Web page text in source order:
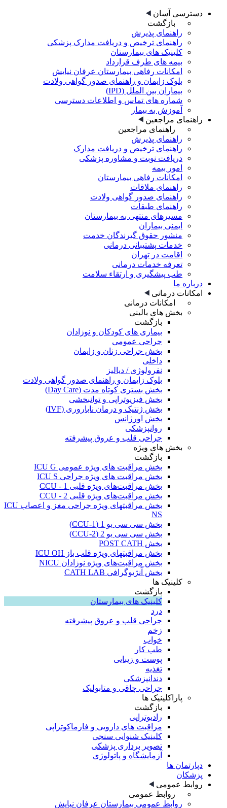
دسترسی آسان
بازگشت
راهنمای پذيرش
راهنمای ترخيص و دريافت مدارک پزشکی
کلینیک های بیمارستان
بیمه های طرف قرارداد
امکانات رفاهی بیمارستان عرفان نیایش
بلوک زایمان و راهنمای صدور گواهی ولادت
بیماران بین الملل (IPD)
شماره های تماس و اطلاعات دسترسی
آموزش به بیمار
راهنمای مراجعین
راهنمای مراجعین
راهنمای پذیرش
راهنمای ترخیص و دریافت مدارک
دریافت نوبت و مشاوره پزشکی
امور بیمه
امکانات رفاهی بیمارستان
راهنمای ملاقات
راهنمای صدور گواهی ولادت
راهنمای طبقات
مسیرهای منتهی به بیمارستان
ایمنی بیماران
منشور حقوق گیرندگان خدمت
خدمات پشتیبانی درمانی
اقامت در تهران
تعرفه خدمات درمانی
طب پیشگیری و ارتقاء سلامت
درباره ما
امکانات درمانی
امکانات درمانی
بخش های بالینی
بازگشت
بیماری های کودکان و نوزادان
جراحی عمومی
بخش جراحی زنان و زایمان
داخلی
نفرولوژی / دیالیز
بلوک زایمان و راهنمای صدور گواهی ولادت
بخش بستری کوتاه مدت (Day Care)
بخش فیزیوتراپی و توانبخشی
بخش ژنتیک و درمان ناباروری (IVF)
بخش اورژانس
روانپزشکی
جراحی قلب و عروق پیشرفته
بخش های ویژه
بازگشت
بخش مراقبت های ویژه عمومی ICU G
بخش مراقبت های ویژه جراحی ICU S
بخش مراقبت‌های ویژه قلبی CCU - 1
بخش مراقبت‌های ویژه قلبی CCU - 2
بخش مراقبتهای ویژه جراحی مغز و اعصاب ICU
NS
بخش سی سی یو 1 (CCU-1)
بخش سی سی یو 2 (CCU-2)
بخش POST CATH
بخش مراقبتهای ویژه قلب باز ICU OH
بخش مراقبت‌های ویژه نوزادان NICU
بخش آنژیوگرافی CATH LAB
کلینیک ها
بازگشت
کلینیک های بیمارستان
درد
جراحی قلب و عروق پیشرفته
زخم
خواب
طب کار
پوست و زیبایی
تغذیه
دندانپزشکی
جراحی چاقی و متابولیک
پاراکلینیک ها
بازگشت
رادیوتراپی
مراقبت های دارویی و فارماکوتراپی
کلینیک شنوایی سنجی
تصویر برداری پزشکی
آزمایشگاه و پاتولوژی
دپارتمان ها
پزشکان
روابط عمومی
روابط عمومی
روابط عمومی بیمارستان عرفان نیایش